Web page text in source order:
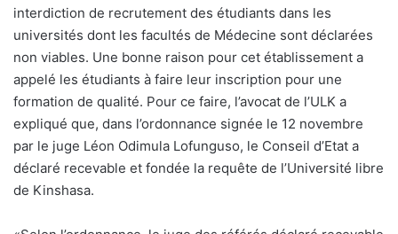
interdiction de recrutement des étudiants dans les
universités dont les facultés de Médecine sont déclarées
non viables. Une bonne raison pour cet établissement a
appelé les étudiants à faire leur inscription pour une
formation de qualité. Pour ce faire, l’avocat de l’ULK a
expliqué que, dans l’ordonnance signée le 12 novembre
par le juge Léon Odimula Lofunguso, le Conseil d’Etat a
déclaré recevable et fondée la requête de l’Université libre
de Kinshasa.